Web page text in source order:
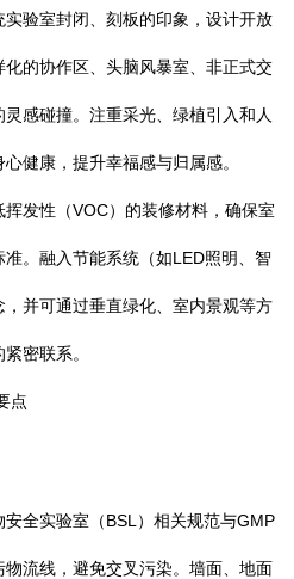
实验室封闭、刻板的印象，设计开放
的协作区、头脑风暴室、非正式交
感碰撞。注重采光、绿植引入和人
健康，提升幸福感与归属感。
发性（VOC）的装修材料，确保室
。融入节能系统（如LED照明、智
并可通过垂直绿化、室内景观等方
密联系。
点
安全实验室（BSL）相关规范与GMP
流线，避免交叉污染。墙面、地面